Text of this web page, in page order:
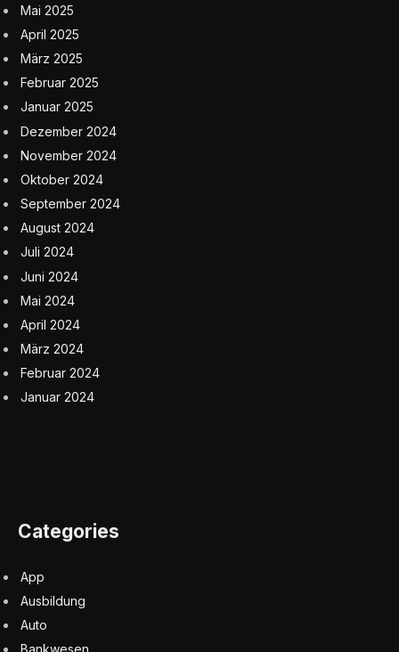
Mai 2025
April 2025
März 2025
Februar 2025
Januar 2025
Dezember 2024
November 2024
Oktober 2024
September 2024
August 2024
Juli 2024
Juni 2024
Mai 2024
April 2024
März 2024
Februar 2024
Januar 2024
Categories
App
Ausbildung
Auto